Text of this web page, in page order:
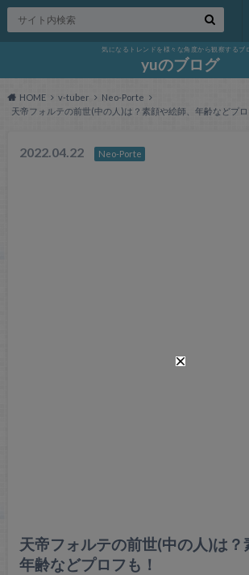
気になるトレンドを様々な角度から観察するブ
yuのブログ
HOME v-tuber
Neo-Porte
天帝フォルテの前世(中の人)は？素顔や絵師、年齢などプロ
2022.04.22 Neo-Porte
天帝フォルテの前世(中の人)は？
年齢などプロフも！